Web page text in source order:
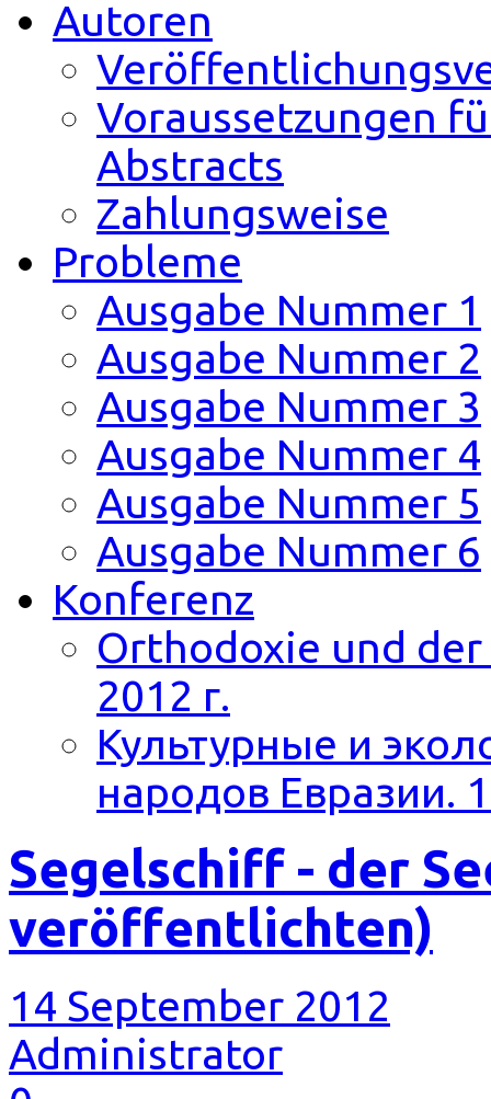
Autoren
Voraussetzungen
Abstracts
Zahlungsweise
Probleme
Ausgabe Nummer 1
Ausgabe Nummer 2
Ausgabe Nummer 3
Ausgabe Nummer 4
Ausgabe Nummer 5
Ausgabe Nummer 6
Konferenz
Orthodoxie und
2012 г.
Культурные и
народов Евразии.
Segelschiff - der
veröffentlichten)
14 September 2012
Administrator